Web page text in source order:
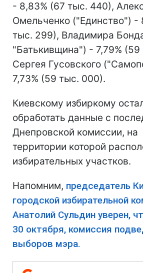
- 8,83% (67 тыс. 440),
Омельченко ("Единство") -
тыс. 299), Владимира
"Батькивщина") - 7,79%
Сергея Гусовского
7,73% (59 тыс. 000).
Киевскому избиркому
обработать данные с
Днепровской комиссии, на
территории которой
избирательных участков.
Напомним, председатель
городской избирательной
Анатолий Сульдин уверен,
30 октября, комиссия
выборов мэра.